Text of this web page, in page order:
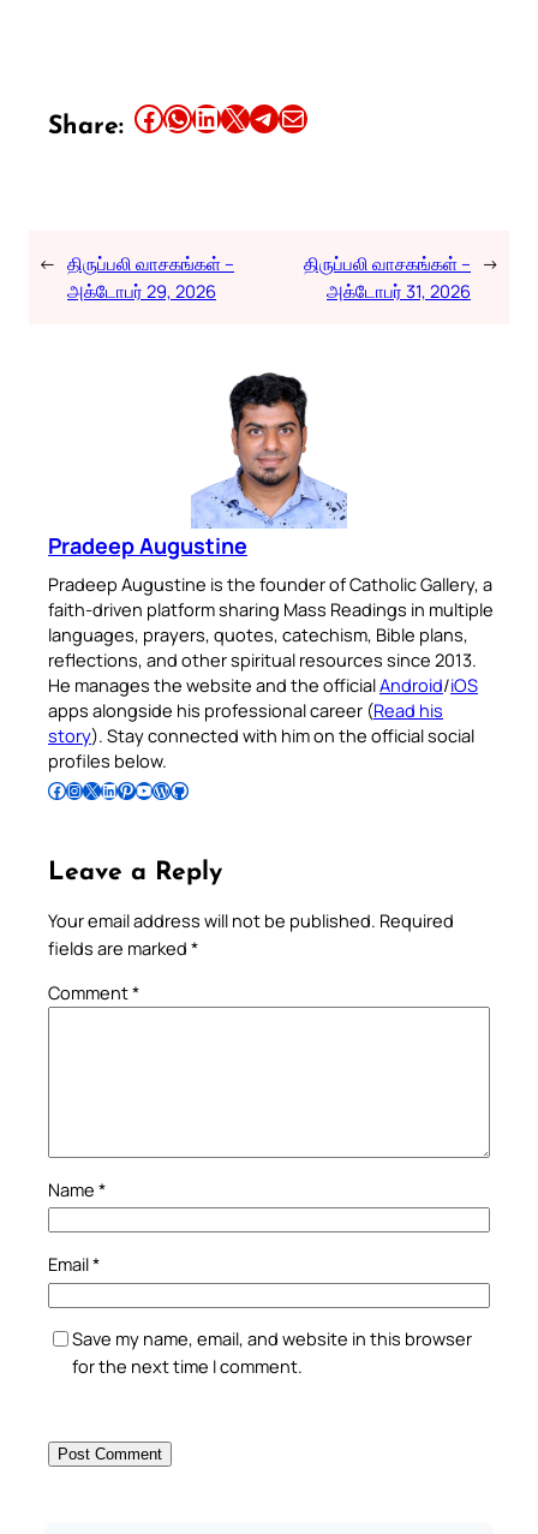
Share: Share this article on Facebook Share this article on WhatsApp Share this article on LinkedIn Share this article on X Share this article on TelegramEmail this Article
← திருப்பலி வாசகங்கள் –
அக்டோபர் 29, 2026
திருப்பலி வாசகங்கள் –
அக்டோபர் 31, 2026
→
Pradeep Augustine
Pradeep Augustine is the founder of Catholic Gallery, a
faith-driven platform sharing Mass Readings in multiple
languages, prayers, quotes, catechism, Bible plans,
reflections, and other spiritual resources since 2013.
He manages the website and the officialAndroid/iOS
apps alongside his professional career (Read his
story). Stay connected with him on the official social
profiles below.
Follow Pradeep on Facebook Follow Pradeep on InstagramFollow Pradeep on X Follow Pradeep on LinkedIn Follow Pradeep on Pinterest Subscribe to Pradeep’s Youtube Channel Follow Pradeep on WordPress Follow Pradeep on GitHub
Leave a Reply
Your email address will not be published. Required
fields are marked *
Comment*
Name *
Email*
Save my name, email, and website in this browser
for the next time I comment.